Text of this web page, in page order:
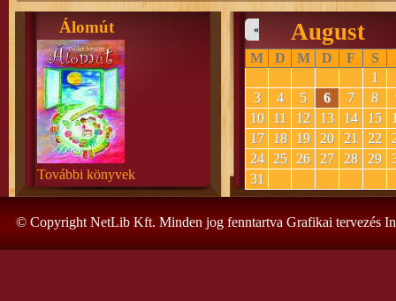
Álomút
További könyvek
August
«
M D M D F S
1
3
4 5 6 7 8
10
11 12 13 14 15
17
18 19 20 21 22
24
25 26 27 28 29
31
© Copyright NetLib Kft. Minden jog fenntartva Grafikai tervezés